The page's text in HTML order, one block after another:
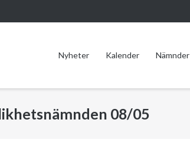
Nyheter Kalender Nämnder
08/05